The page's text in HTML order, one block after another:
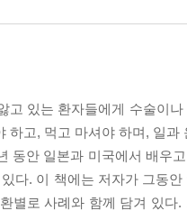
있는 환자들에게 수술이
고, 먹고 마셔야 하며, 일과
동안 일본과 미국에서 배우
다. 이 책에는 저자가 그동
별로 사례와 함께 담겨 있다